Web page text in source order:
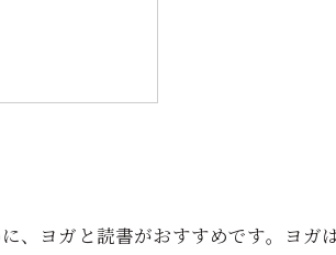
、ヨガと読書がおすすめです。ヨガ